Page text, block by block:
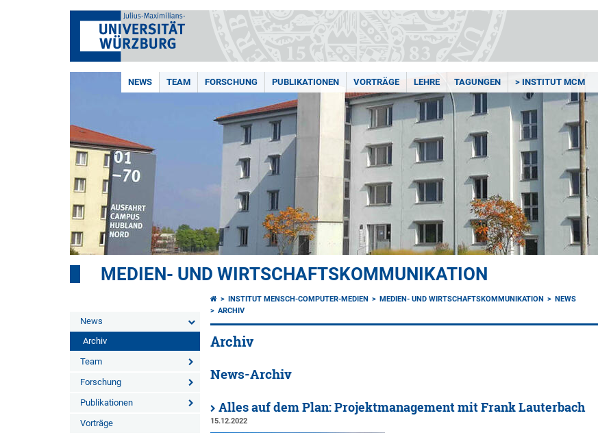
NEWS TEAM FORSCHUNG PUBLIKATIONEN VORTRÄGE LEHRE TAGUNGEN > INSTITUT MCM
MEDIEN- UND WIRTSCHAFTSKOMMUNIKATION
News
Archiv
Team
Forschung
Publikationen
Vorträge
INSTITUT MENSCH-COMPUTER-MEDIEN MEDIEN- UND WIRTSCHAFTSKOMMUNIKATION
NEWS
ARCHIV
Archiv
News-Archiv
Alles auf dem Plan: Projektmanagement mit Frank Lauterbach
15.12.2022